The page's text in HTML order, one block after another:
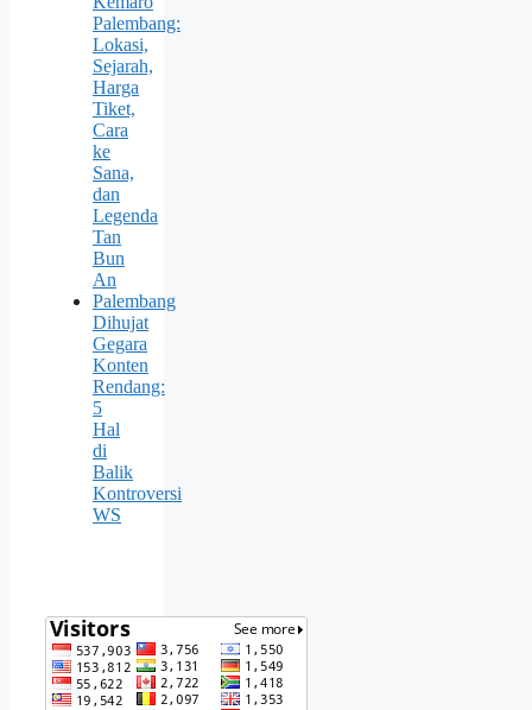
Palembang:
Lokasi,
Sejarah,
Harga
Tiket,
Cara
ke
Sana,
dan
Legenda
Tan
Bun
An
Palembang
Dihujat
Gegara
Konten
Rendang:
5
Hal
di
Balik
Kontroversi
WS